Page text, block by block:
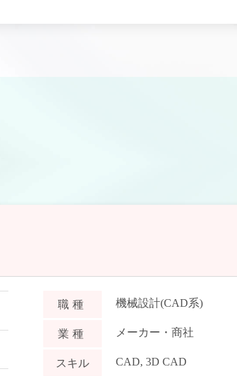
職種 機械設計(CAD系)
業種 メーカー・商社
スキル CAD, 3D CAD